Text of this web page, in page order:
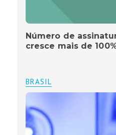
Número de
cresce mais de
BRASIL